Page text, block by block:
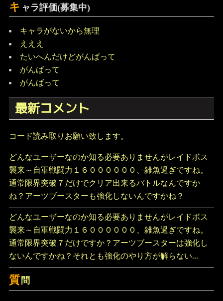
キ ャラ評価(募集中)
キャラがないから無理
えええ
たいへんだけどがんばって
がんばって
がんばって
最新コメント
コード読み取りお願い致します。
どんなユーザーなのか知る必要ありませんがレイドボス
襲来～自軍戦闘力１６００００００、雑魚過ぎですね。
通常限界突破７だけでクリア出来るバトルなんですか
ね？アーツブースターも強化しないんですかね？
どんなユーザーなのか知る必要ありませんがレイドボス
襲来～自軍戦闘力１６００００００、雑魚過ぎですね。
通常限界突破７だけですか？アーツブースターは強化し
ないんですかね？それとも強化のやり方が解らない...
質 問